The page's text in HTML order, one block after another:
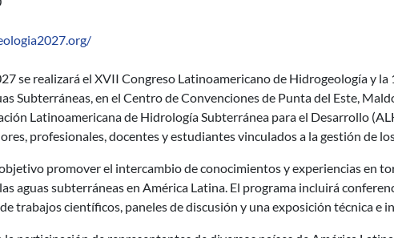
se realizará el XVII Congreso Latinoamericano de Hidrogeología y la
Subterráneas, en el Centro de Convenciones de Punta del Este,
Latinoamericana de Hidrología Subterránea para el Desarrollo
profesionales, docentes y estudiantes vinculados a la gestión de
promover el intercambio de conocimientos y experiencias en
aguas subterráneas en América Latina. El programa incluirá
trabajos científicos, paneles de discusión y una exposición técnica e